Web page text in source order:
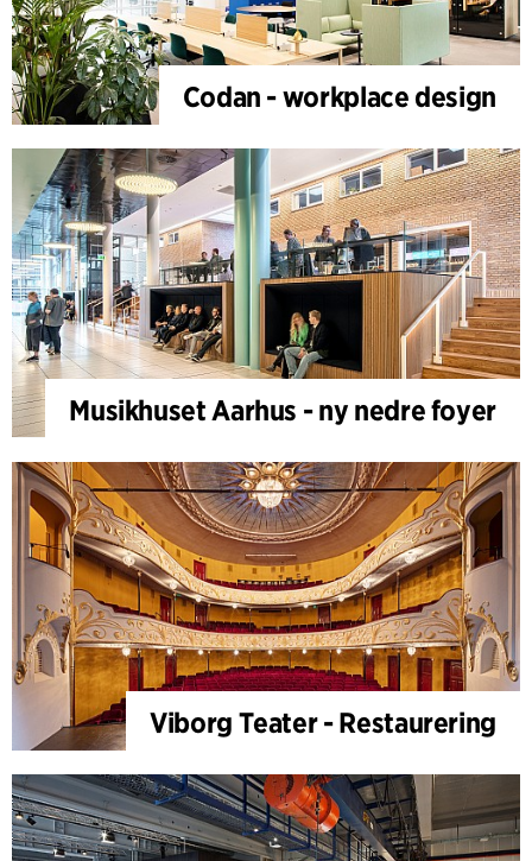
Codan - workplace design
Musikhuset Aarhus - ny nedre foyer
Viborg Teater - Restaurering